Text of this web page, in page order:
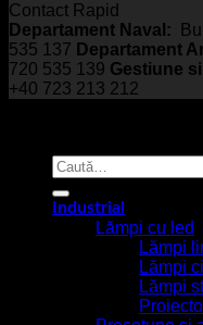
Contact Rapid
Departament Naval:
535 137 Departament
720 535 139 Gestiune
+40 723 213 212
Caută
după:
Industrial
Lămpi cu led
Lămpi
Lămpi
Lămpi